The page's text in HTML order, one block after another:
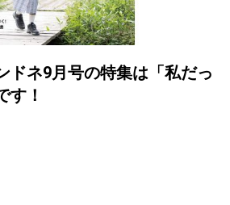
ドネ9月号の特集は「私だっ
す！